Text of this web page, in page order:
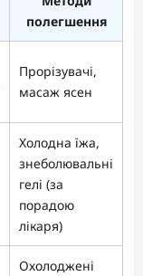
полегшення
Прорізувачі,
масаж ясен
Холодна їжа,
знеболювальні
гелі (за
порадою
лікаря)
Охолоджені